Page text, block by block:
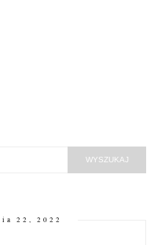
22, 2022